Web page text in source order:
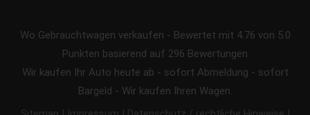
Wo Gebrauchtwagen verkaufen - Bewertet mit 4.76 von 5.0
Punkten basierend auf 296 Bewertungen
Wir kaufen Ihr Auto heute ab - sofort Abmeldung - sofort
Bargeld - Wir kaufen Ihren Wagen.